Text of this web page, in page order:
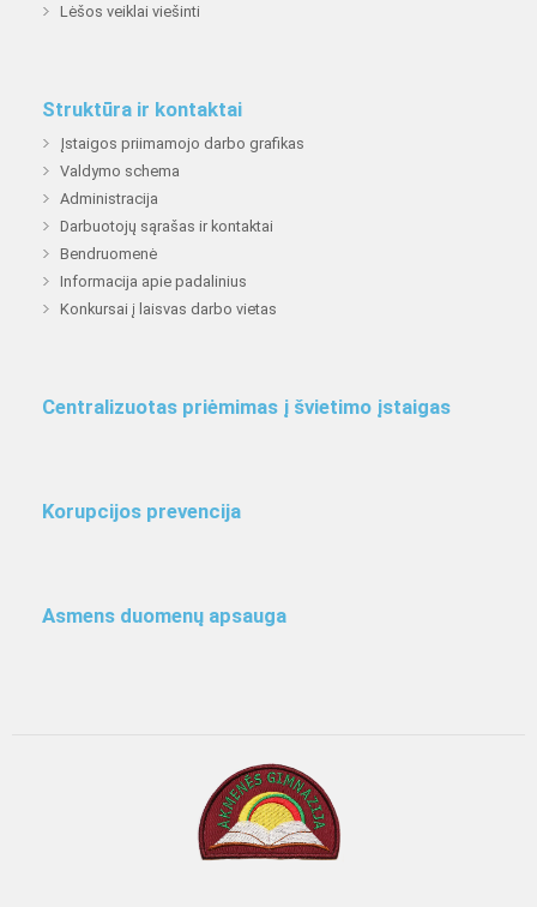
Lėšos veiklai viešinti
Struktūra ir kontaktai
Įstaigos priimamojo darbo grafikas
Valdymo schema
Administracija
Darbuotojų sąrašas ir kontaktai
Bendruomenė
Informacija apie padalinius
Konkursai į laisvas darbo vietas
Centralizuotas priėmimas į švietimo įstaigas
Korupcijos prevencija
Asmens duomenų apsauga